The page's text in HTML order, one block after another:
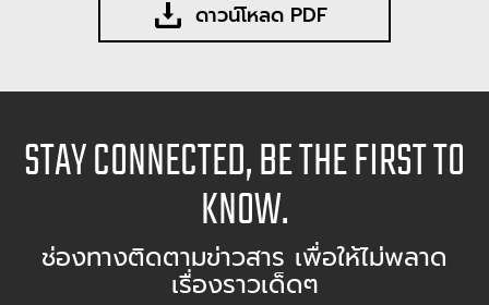
ดาวน์โหลด PDF
STAY CONNECTED, BE THE FIRST TO
KNOW.
ช่องทางติดตามข่าวสาร เพื่อให้ไม่พลาด
เรื่องราวเด็ดๆ